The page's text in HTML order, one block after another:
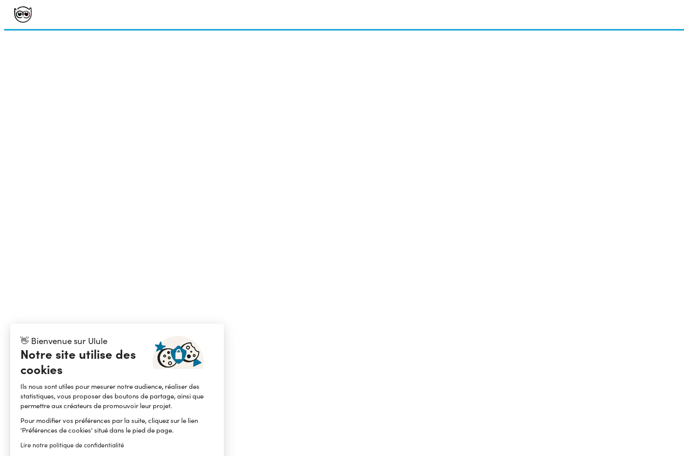
👋 Bienvenue sur Ulule
Notre site utilise des
cookies
Ils nous sont utiles pour mesurer notre audience, réaliser des
statistiques, vous proposer des boutons de partage, ainsi que
permettre aux créateurs de promouvoir leur projet.
Pour modifier vos préférences par la suite, cliquez sur le lien
'Préférences de cookies' situé dans le pied de page.
Lire notre politique de confidentialité